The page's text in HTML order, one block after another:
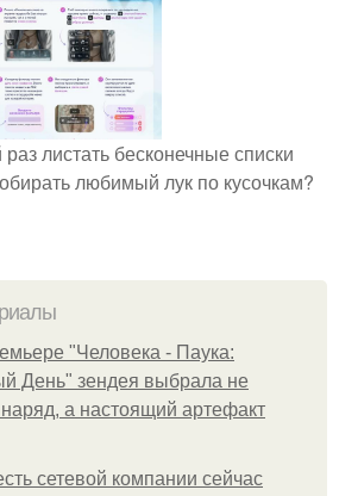
листать бесконечные списки
любимый лук по кусочкам?
"Человека - Паука:
День" зендея выбрала не
а настоящий артефакт
сетевой компании сейчас